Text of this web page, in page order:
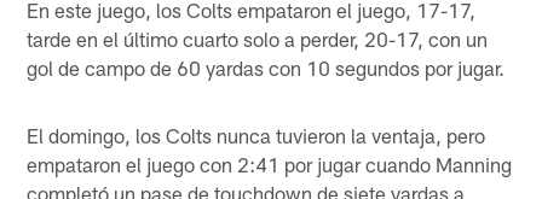
En este juego, los Colts empataron el juego, 17-17,
tarde en el último cuarto solo a perder, 20-17, con un
gol de campo de 60 yardas con 10 segundos por jugar.
El domingo, los Colts nunca tuvieron la ventaja, pero
empataron el juego con 2:41 por jugar cuando Manning
completó un pase de touchdown de siete yardas a